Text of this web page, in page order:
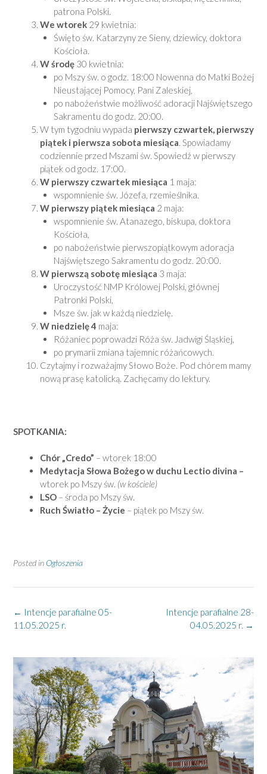
patrona Polski.
We wtorek 29 kwietnia:
Święto św. Katarzyny ze Sieny, dziewicy, doktora
Kościoła.
W środę 30 kwietnia:
po Mszy św. o godz. 18:00 Nowenna do Matki Bożej
Nieustającej Pomocy, Pani Zaleskiej,
po nabożeństwie możliwość adoracji Najświętszego
Sakramentu do godz. 20:00.
W tym tygodniu wypada pierwszy czwartek, pierwszy
piątek i pierwsza sobota miesiąca. Spowiadamy
codziennie przed Mszami św. Spowiedź w pierwszy
piątek od godz. 17:00.
W pierwszy czwartek miesiąca 1 maja:
wspomnienie św. Józefa, rzemieślnika.
W pierwszy piątek miesiąca 2 maja:
wspomnienie św. Atanazego, biskupa, doktora
Kościoła,
po nabożeństwie pierwszopiątkowym adoracja
Najświętszego Sakramentu do godz. 20:00.
W pierwszą sobotę miesiąca 3 maja:
Uroczystość NMP Królowej Polski, głównej
Patronki Polski,
Msze św. jak w każdą niedzielę.
W niedzielę 4 maja:
Różaniec poprowadzi Róża św. Jadwigi Śląskiej,
po prymarii zmiana tajemnic różańcowych.
Czytajmy i rozważajmy Słowo Boże. Pod chórem mamy
nową prasę katolicką. Zachęcamy do lektury.
SPOTKANIA:
Chór „Credo” – wtorek 18:00
Medytacja Słowa Bożego w duchu Lectio divina –
wtorek po Mszy św. (w kościele)
LSO – środa po Mszy św.
Ruch Światło – Życie – piątek po Mszy św.
Posted in Ogłoszenia
Post
navigation
Intencje parafialne 28-
04.05.2025 r. →
← Intencje parafialne 05-
11.05.2025 r.